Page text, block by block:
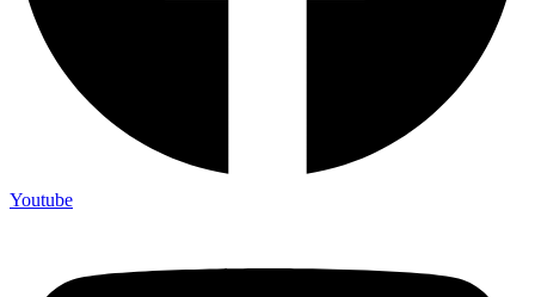
Youtube